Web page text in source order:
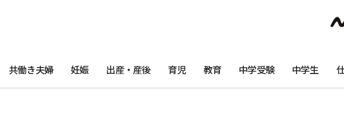
共働き夫婦 妊娠 出産・産後 育児 教育 中学受験 中学生